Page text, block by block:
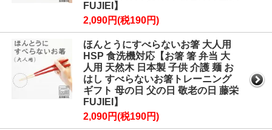
FUJIEI】
2,090円(税190円)
ほんとうにすべらないお箸 大人用
HSP 食洗機対応【お箸 箸 弁当 大
人用 天然木 日本製 子供 介護 麺 お
はし すべらないお箸トレーニング
ギフト 母の日 父の日 敬老の日 藤栄
FUJIEI】
2,090円(税190円)